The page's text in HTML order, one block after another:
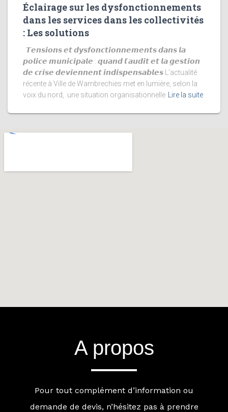
Éclairage sur les dysfonctionnements
dans les services dans les collectivités
: Les solutions
𝙏𝙚𝙣𝙨𝙞𝙤𝙣𝙨 𝙚𝙩 𝙙𝙮𝙨𝙛𝙤𝙣𝙘𝙩𝙞𝙤𝙣𝙣𝙚𝙢𝙚𝙣𝙩𝙨 𝙙𝙖𝙣𝙨 𝙡𝙖
𝙥𝙤𝙡𝙞𝙘𝙚 𝙢𝙪𝙣𝙞𝙘𝙞𝙥𝙖𝙡𝙚 : 𝙦𝙪𝙖𝙣𝙙 𝙡’𝙖𝙪𝙙𝙞𝙩 𝙚𝙩 𝙡𝙖 𝙜𝙚𝙨𝙩𝙞𝙤𝙣
𝙙𝙚 𝙘𝙧𝙞𝙨𝙚 𝙙𝙚𝙫𝙞𝙚𝙣𝙣𝙚𝙣𝙩 𝙞𝙣𝙙𝙞𝙨𝙥𝙚𝙣𝙨𝙖𝙗𝙡𝙚𝙨 L’actualité
récente à Ville de Wambrechies met en lumière, selon la
voix du nord, une situation organisationnelle
Lire la suite
A propos
Pour tout complément d’information ou
demande de devis, n’hésitez pas à prendre